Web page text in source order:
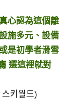
心認為這個離
施多元、設備
是初學者滑雪
選這裡就對
키월드)